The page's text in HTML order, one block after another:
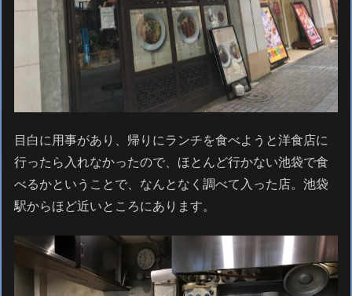
目白に用事があり、帰りにランチを食べようと洋食店に
行ったら入れなかったので、ほとんど行かない池袋で食
べるかということで、なんとなく調べて入った店。池袋
駅からほど近いところにあります。